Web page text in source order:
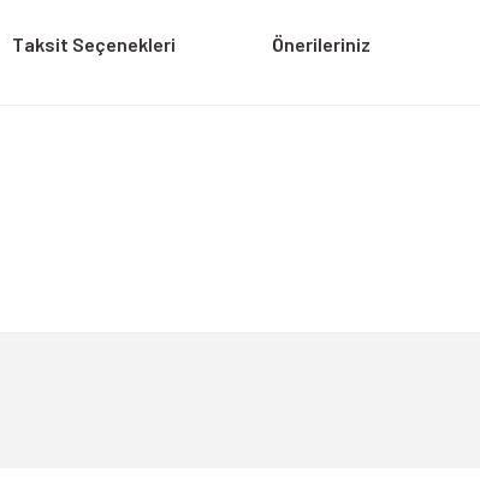
Taksit Seçenekleri Önerileriniz